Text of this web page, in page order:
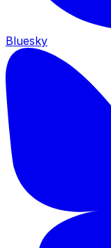
Bluesky